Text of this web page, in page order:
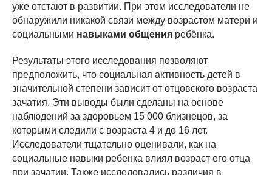
уже отстают в развитии. При этом исследователи не
обнаружили никакой связи между возрастом матери и
социальными навыками общения ребёнка.
Результаты этого исследования позволяют
предположить, что социальная активность детей в
значительной степени зависит от отцовского возраста
зачатия. Эти выводы были сделаны на основе
наблюдений за здоровьем 15 000 близнецов, за
которыми следили с возраста 4 и до 16 лет.
Исследователи тщательно оценивали, как на
социальные навыки ребенка влиял возраст его отца
при зачатии. Также исследовались различия в